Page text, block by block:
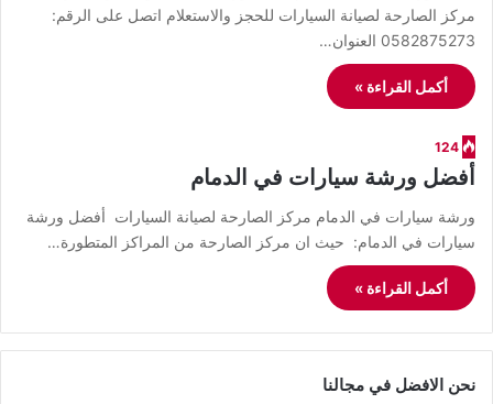
مركز الصارحة لصيانة السيارات للحجز والاستعلام اتصل على الرقم:
0582875273 العنوان…
أكمل القراءة »
124
أفضل ورشة سيارات في الدمام
ورشة سيارات في الدمام مركز الصارحة لصيانة السيارات أفضل ورشة
سيارات في الدمام: حيث ان مركز الصارحة من المراكز المتطورة…
أكمل القراءة »
نحن الافضل في مجالنا